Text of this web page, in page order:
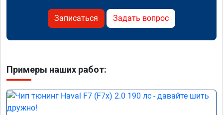
Записаться Задать вопрос
Примеры наших работ: